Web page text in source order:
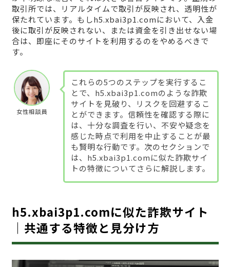
取引所では、リアルタイムで取引が反映され、透明性が
保たれています。もしh5.xbai3p1.comにおいて、入金
後に取引が反映されない、または資金を引き出せない場
合は、即座にそのサイトを利用するのをやめるべきで
す。
女性相談員
これらの5つのステップを実行するこ
とで、h5.xbai3p1.comのような詐欺
サイトを見破り、リスクを回避するこ
とができます。信頼性を確認する際に
は、十分な調査を行い、不安や疑念を
感じた時点で利用を中止することが最
も賢明な行動です。次のセクションで
は、h5.xbai3p1.comに似た詐欺サイ
トの特徴についてさらに解説します。
h5.xbai3p1.comに似た詐欺サイト
｜共通する特徴と見分け方